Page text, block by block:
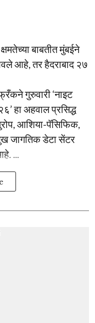
बाबतीत मुंबईने
आहे, तर हैदराबाद २७
गुरुवारी ‘नाइट
हा अहवाल प्रसिद्ध
आशिया-पॅसिफिक,
जागतिक डेटा सेंटर
...